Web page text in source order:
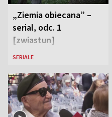
„Ziemia obiecana” –
serial, odc. 1
[zwiastun]
SERIALE